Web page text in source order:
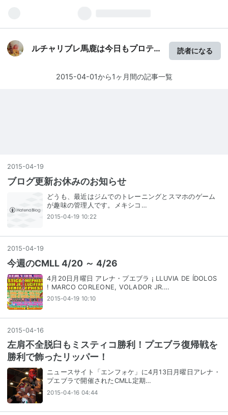
ルチャリブレ馬鹿は今日もプロテ
読者になる
2015-04-01から1ヶ月間の記事一覧
2015-04-19
ブログ更新お休みのお知らせ
どうも、最近はジムでのトレーニングとスマホのゲーム
が趣味の管理人です。メキシコ…
2015-04-19 10:22
2015-04-19
今週のCMLL 4/20 ～ 4/26
4月20日月曜日 アレナ・プエブラ ¡ LLUVIA DE ÍDOLOS
! MARCO CORLEONE, VOLADOR JR.…
2015-04-19 10:10
2015-04-16
左肩不全脱臼もミスティコ勝利！プエブラ復帰戦を
勝利で飾ったリッパー！
ニュースサイト「エンフォケ」に4月13日月曜日アレナ・
プエブラで開催されたCMLL定期…
2015-04-16 04:44